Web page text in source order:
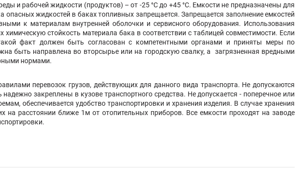
и рабочей жидкости (продуктов) – от -25 °С до +45 °С. Емкости не предназначены для
жидкостей в баках топливных запрещается. Запрещается заполнение емкостей
к материалам внутренней оболочки и сервисного оборудования. Использования
стойкость материала бака в соответствии с таблицей совместимости. Если
факт должен быть согласован с компетентными органами и приняты меры по
быть направлена во вторсырье или на городскую свалку, а загрязненная вредными
нормами.
перевозок грузов, действующих для данного вида транспорта. Не допускаются
закреплены в кузове транспортного средства. Не допускается - поперечное или
обеспечивается удобство транспортировки и хранения изделия. В случае хранения
на расстоянии ближе 1м от отопительных приборов. Все емкости проходят на заводе